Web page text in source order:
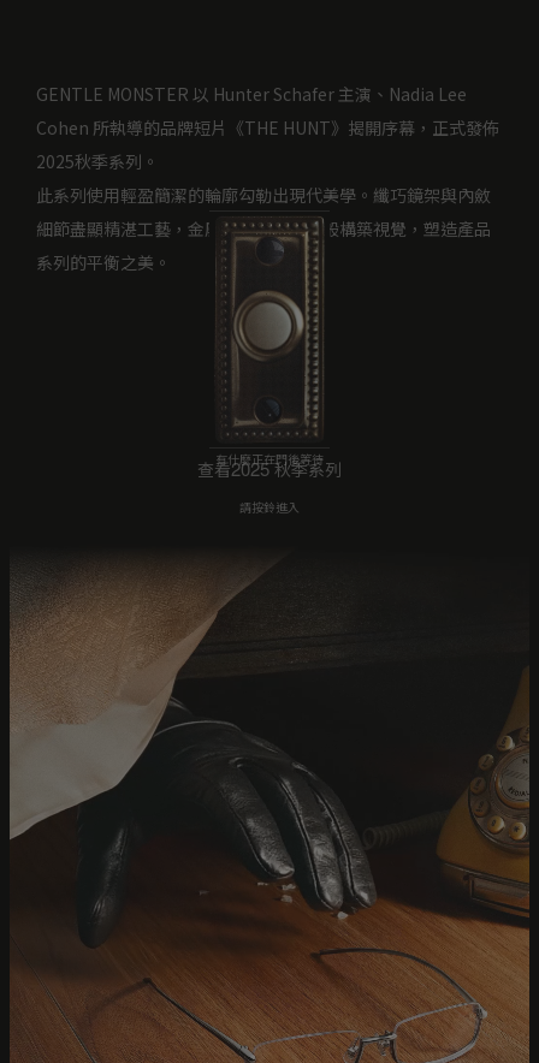
GENTLE MONSTER 以 Hunter Schafer 主演、Nadia Lee
Cohen 所執導的品牌短片《THE HUNT》揭開序幕，正式發佈
2025秋季系列。
此系列使用輕盈簡潔的輪廓勾勒出現代美學。纖巧鏡架與內斂
細節盡顯精湛工藝，金屬色如浮光掠影般構築視覺，塑造產品
系列的平衡之美。
有什麼正在門後等待
請按鈴進入
查看2025 秋季系列